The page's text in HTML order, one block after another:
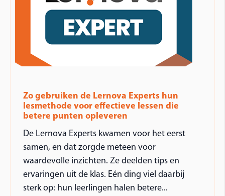
Zo gebruiken de Lernova Experts hun
lesmethode voor effectieve lessen die
betere punten opleveren
De Lernova Experts kwamen voor het eerst
samen, en dat zorgde meteen voor
waardevolle inzichten. Ze deelden tips en
ervaringen uit de klas. Eén ding viel daarbij
sterk op: hun leerlingen halen betere...